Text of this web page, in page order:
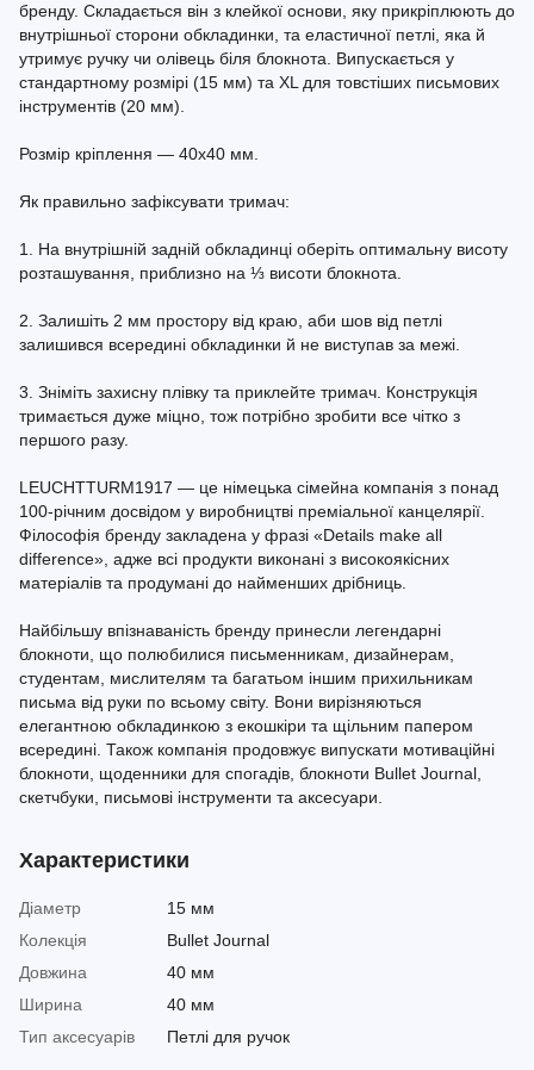
бренду. Складається він з клейкої основи, яку прикріплюють до
внутрішньої сторони обкладинки, та еластичної петлі, яка й
утримує ручку чи олівець біля блокнота. Випускається у
стандартному розмірі (15 мм) та XL для товстіших письмових
інструментів (20 мм).
Розмір кріплення — 40x40 мм.
Як правильно зафіксувати тримач:
1. На внутрішній задній обкладинці оберіть оптимальну висоту
розташування, приблизно на ⅓ висоти блокнота.
2. Залишіть 2 мм простору від краю, аби шов від петлі
залишився всередині обкладинки й не виступав за межі.
3. Зніміть захисну плівку та приклейте тримач. Конструкція
тримається дуже міцно, тож потрібно зробити все чітко з
першого разу.
LEUCHTTURM1917 — це німецька сімейна компанія з понад
100-річним досвідом у виробництві преміальної канцелярії.
Філософія бренду закладена у фразі «Details make all
difference», адже всі продукти виконані з високоякісних
матеріалів та продумані до найменших дрібниць.
Найбільшу впізнаваність бренду принесли легендарні
блокноти, що полюбилися письменникам, дизайнерам,
студентам, мислителям та багатьом іншим прихильникам
письма від руки по всьому світу. Вони вирізняються
елегантною обкладинкою з екошкіри та щільним папером
всередині. Також компанія продовжує випускати мотиваційні
блокноти, щоденники для спогадів, блокноти Bullet Journal,
скетчбуки, письмові інструменти та аксесуари.
Характеристики
Діаметр
15 мм
Колекція
Bullet Journal
Довжина
40 мм
Ширина
40 мм
Тип аксесуарів
Петлі для ручок